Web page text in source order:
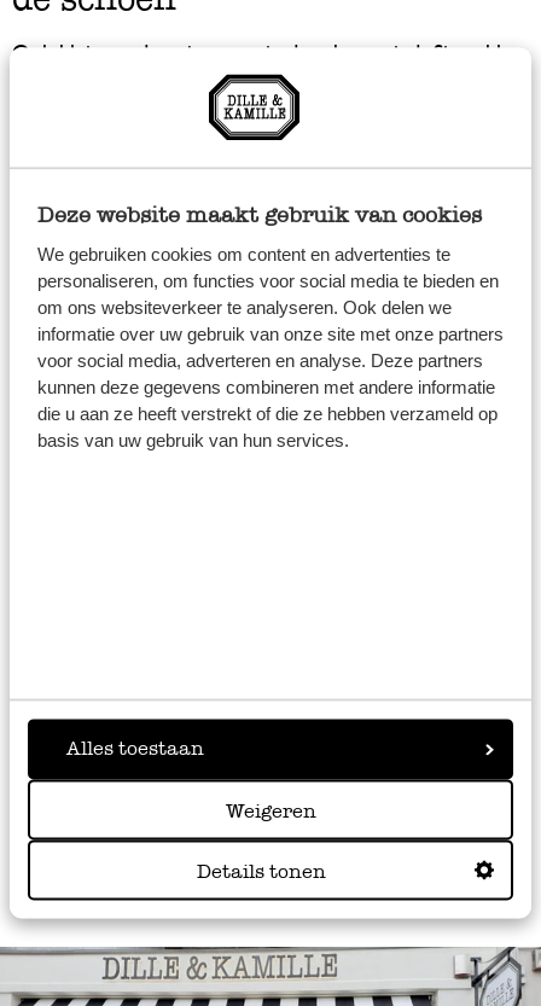
Deze website maakt gebruik van cookies
We gebruiken cookies om content en advertenties te
personaliseren, om functies voor social media te bieden en
om ons websiteverkeer te analyseren. Ook delen we
informatie over uw gebruik van onze site met onze partners
voor social media, adverteren en analyse. Deze partners
kunnen deze gegevens combineren met andere informatie
die u aan ze heeft verstrekt of die ze hebben verzameld op
basis van uw gebruik van hun services.
Alles toestaan
Weigeren
Details tonen
Ook kleine cadeautjes voor in de schoen vindt Sinterklaas
bij Dille & Kamille. Zoals een heerlijke chocoladeletter en
onze bakmix voor pepernoten. Kleine cadeautjes om nog
of een heerlijk stuk zeep. Bekijk hier alle
schoencadeautjes, ook voor de kleineschoencadeautjes
tot 5 euro!
Sinterklaas cadeautjes in de
leukste zak van Sinterklaas
extra leuk!